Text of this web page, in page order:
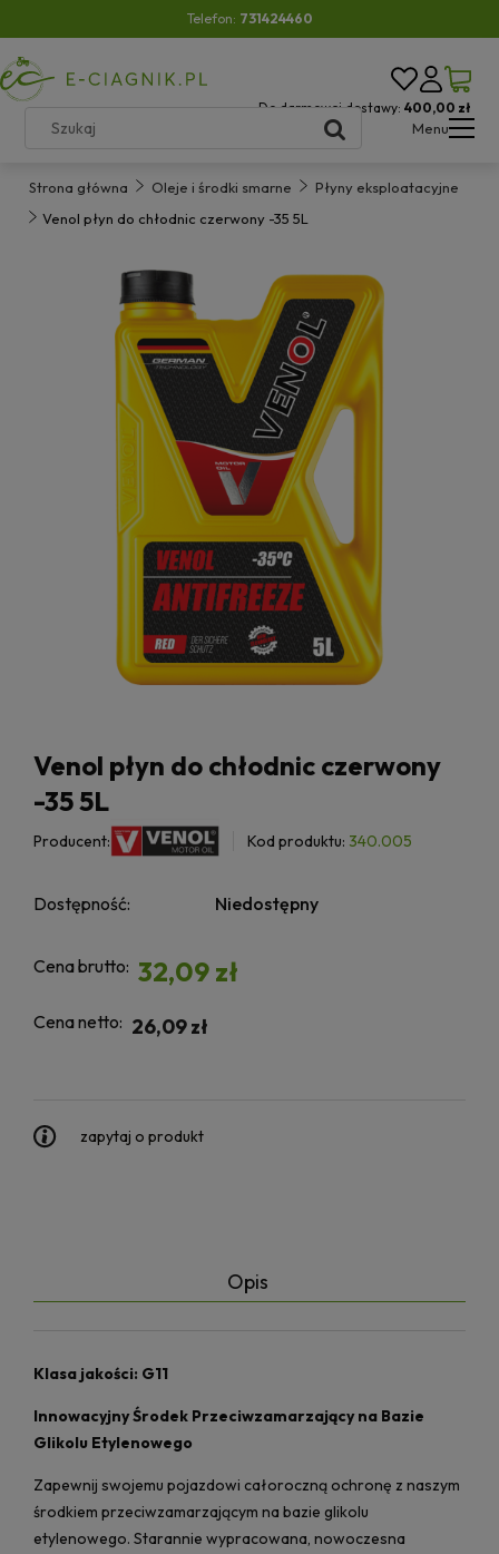
Telefon: 731424460
Do darmowej dostawy: 400,00 zł
Menu
Strona główna Oleje i środki smarne
Płyny eksploatacyjne
Venol płyn do chłodnic czerwony -35 5L
Venol płyn do chłodnic czerwony
-35 5L
Producent: Kod produktu: 340.005
Dostępność: Niedostępny
Cena brutto: 32,09 zł
Cena netto: 26,09 zł
zapytaj o produkt
Opis
Klasa jakości: G11
Innowacyjny Środek Przeciwzamarzający na Bazie
Glikolu Etylenowego
Zapewnij swojemu pojazdowi całoroczną ochronę z naszym
środkiem przeciwzamarzającym na bazie glikolu
etylenowego. Starannie wypracowana, nowoczesna